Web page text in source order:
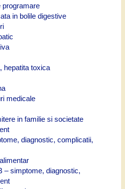
programare
in bolile digestive
hepatita toxica
medicale
in familie si societate
diagnostic, complicatii,
– simptome, diagnostic,